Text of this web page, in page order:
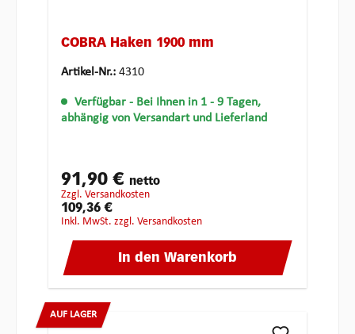
COBRA Haken 1900 mm
Artikel-Nr.: 4310
Verfügbar - Bei Ihnen in 1 - 9 Tagen,
abhängig von Versandart und Lieferland
91,90 € netto
zzgl. Versandkosten
109,36 €
inkl. MwSt. zzgl. Versandkosten
In den Warenkorb
AUF LAGER